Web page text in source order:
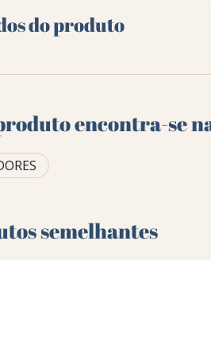
do produto
encontra-se
semelhantes